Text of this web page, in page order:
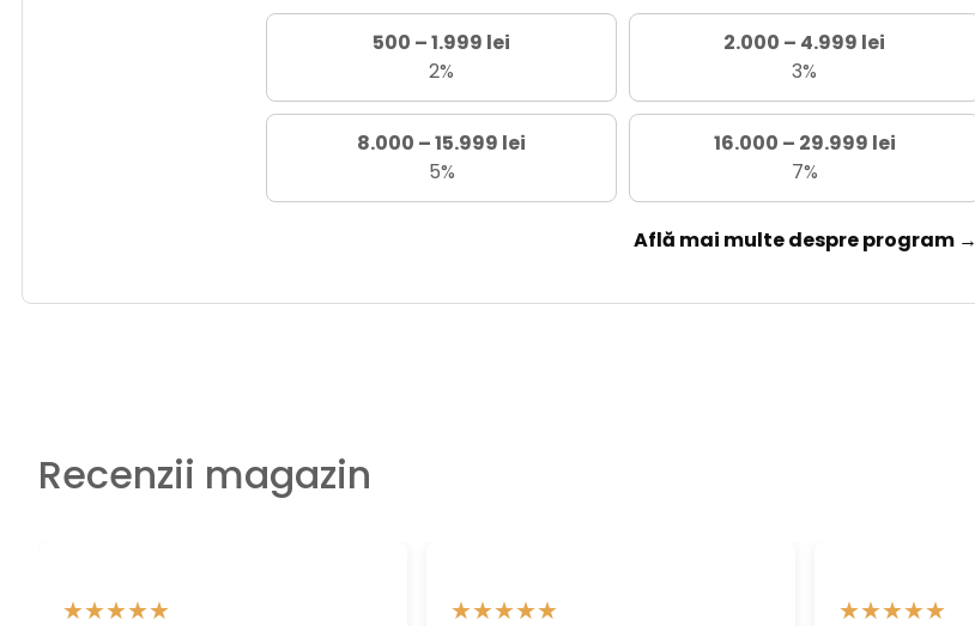
500 – 1.999 lei
2%
2.000 – 4.999 lei
3%
8.000 – 15.999 lei
5%
16.000 – 29.999 lei
7%
Află mai multe despre program →
Recenzii magazin